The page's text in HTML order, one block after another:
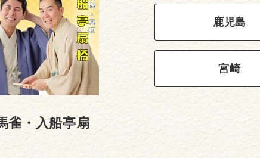
雀・入船亭扇
鹿児島
宮崎